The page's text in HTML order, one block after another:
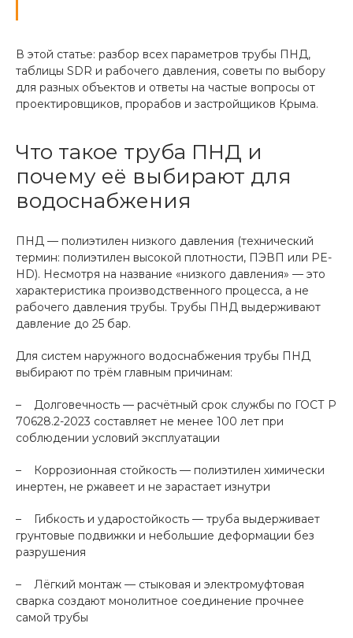
В этой статье: разбор всех параметров трубы ПНД,
таблицы SDR и рабочего давления, советы по выбору
для разных объектов и ответы на частые вопросы от
проектировщиков, прорабов и застройщиков Крыма.
Что такое труба ПНД и
почему её выбирают для
водоснабжения
ПНД — полиэтилен низкого давления (технический
термин: полиэтилен высокой плотности, ПЭВП или PE-
HD). Несмотря на название «низкого давления» — это
характеристика производственного процесса, а не
рабочего давления трубы. Трубы ПНД выдерживают
давление до 25 бар.
Для систем наружного водоснабжения трубы ПНД
выбирают по трём главным причинам:
– Долговечность — расчётный срок службы по ГОСТ Р
70628.2-2023 составляет не менее 100 лет при
соблюдении условий эксплуатации
– Коррозионная стойкость — полиэтилен химически
инертен, не ржавеет и не зарастает изнутри
– Гибкость и ударостойкость — труба выдерживает
грунтовые подвижки и небольшие деформации без
разрушения
– Лёгкий монтаж — стыковая и электромуфтовая
сварка создают монолитное соединение прочнее
самой трубы